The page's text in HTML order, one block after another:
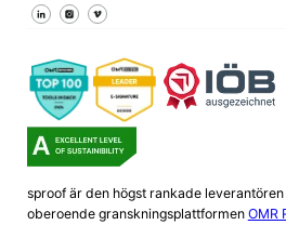
Följ oss på Facebook
Följ oss på X
Följ oss på LinkedIn
sproof är den högst rankade
oberoende granskningsplattformen OMR